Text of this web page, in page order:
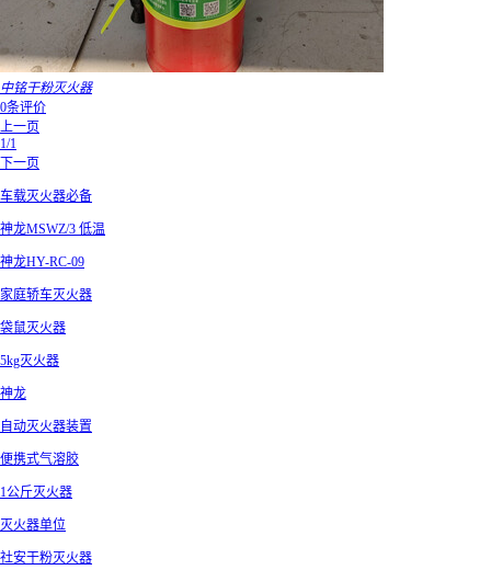
中铭干粉灭火器
0条评价
上一页
1/1
下一页
车载灭火器必备
神龙MSWZ/3 低温
神龙HY-RC-09
家庭轿车灭火器
袋鼠灭火器
5kg灭火器
神龙
自动灭火器装置
便携式气溶胶
1公斤灭火器
灭火器单位
社安干粉灭火器